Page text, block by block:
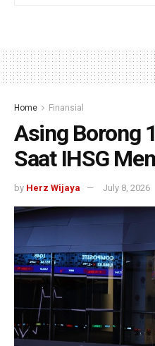
Home Finansial
Asing Borong
Saat IHSG
by Herz Wijaya July 8, 2026